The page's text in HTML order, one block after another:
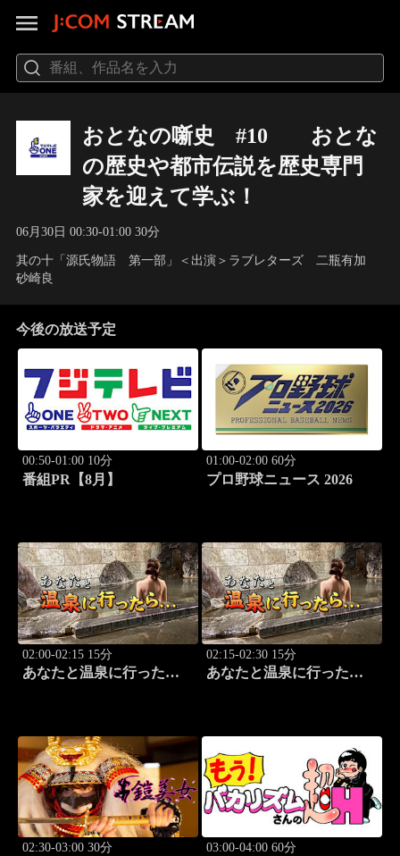
おとなの噺史 #10 おとな
の歴史や都市伝説を歴史専門
家を迎えて学ぶ！
06月30日 00:30-01:00 30分
其の十「源氏物語 第一部」＜出演＞ラブレターズ 二瓶有加
砂崎良
今後の放送予定
00:50-01:00 10分
番組PR【8月】
01:00-02:00 60分
プロ野球ニュース 2026
02:00-02:15 15分
あなたと温泉に行った
02:15-02:30 15分
あなたと温泉に行った
02:30-03:00 30分 03:00-04:00 60分